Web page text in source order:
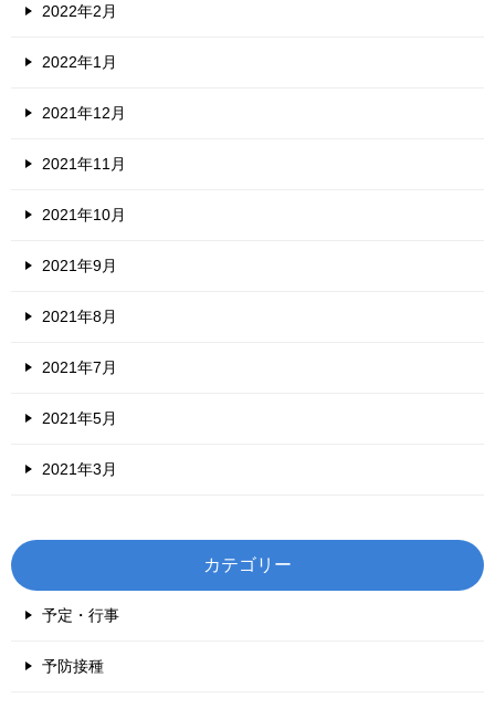
2022年2月
2022年1月
2021年12月
2021年11月
2021年10月
2021年9月
2021年8月
2021年7月
2021年5月
2021年3月
カテゴリー
予定・行事
予防接種